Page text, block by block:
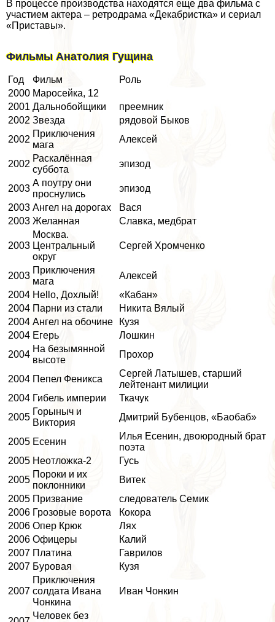
В процессе производства находятся еще два фильма с
участием актера – ретродрама «Декабристка» и сериал
«Приставы».
Фильмы Анатолия Гущина
Год Фильм
Роль
2000 Маросейка, 12
2001 Дальнобойщики
преемник
2002 Звезда
рядовой Быков
2002
Приключения
мага
Алексей
2002
Раскалённая
суббота
эпизод
2003
А поутру они
проснулись
эпизод
2003 Ангел на дорогах
Вася
2003 Желанная Славка, медбрат
2003
Москва.
Центральный
округ
Сергeй Хромченко
2003
Приключения
мага
Алексей
2004 Hello, Дохлый!
«Кабан»
2004 Парни из стали
Никита Вялый
2004 Ангел на обочине
Кузя
2004 Егерь
Лошкин
2004
На безымянной
высоте
Прохор
2004 Пепел Феникса
Сергeй Латышев, старший
лейтенант милиции
2004 Гибель империи
Ткачук
2005
Горыныч и
Виктория
Дмитрий Бубенцов, «Баобаб»
2005 Есенин
Илья Есенин, двоюродный брат
поэта
2005 Неотложка-2
Гусь
2005
Пороки и их
поклонники
Витек
2005 Призвание
следователь Семик
2006 Грозовые ворота
Кокора
2006 Опер Крюк
Лях
2006 Офицеры
Калий
2007 Платина
Гаврилов
2007 Буровая Кузя
2007
Приключения
солдата Ивана
Чонкина
Иван Чонкин
Человек без